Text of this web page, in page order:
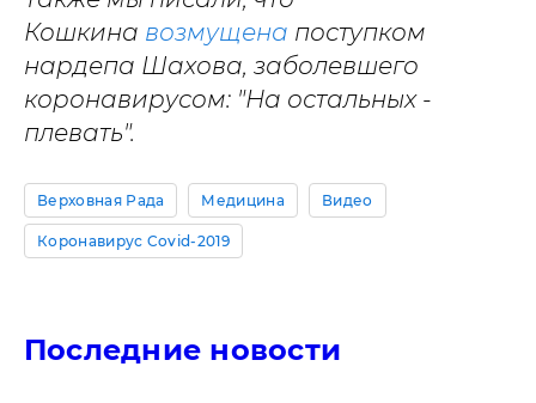
Кошкина возмущена поступком
нардепа Шахова, заболевшего
коронавирусом: "На остальных -
плевать".
Верховная Рада Медицина Видео
Коронавирус Covid-2019
Последние новости